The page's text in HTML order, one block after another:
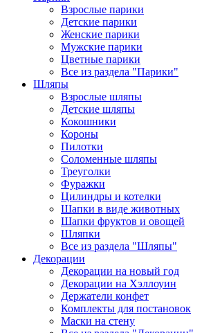
Взрослые парики
Детские парики
Женские парики
Мужские парики
Цветные парики
Все из раздела "Парики"
Шляпы
Взрослые шляпы
Детские шляпы
Кокошники
Короны
Пилотки
Соломенные шляпы
Треуголки
Фуражки
Цилиндры и котелки
Шапки в виде животных
Шапки фруктов и овощей
Шляпки
Все из раздела "Шляпы"
Декорации
Декорации на новый год
Декорации на Хэллоуин
Держатели конфет
Комплекты для постановок
Маски на стену